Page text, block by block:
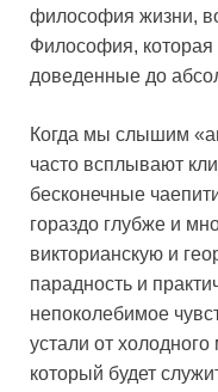
философия жизни,
Философия, которая
доведенные до
Когда мы слышим
часто всплывают
бесконечные
гораздо глубже и
викторианскую и
парадность и
непоколебимое
устали от
который будет